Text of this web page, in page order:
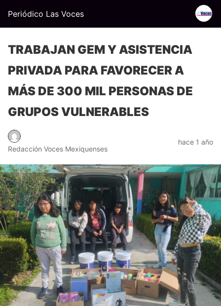
Periódico Las Voces
TRABAJAN GEM Y ASISTENCIA
PRIVADA PARA FAVORECER A
MÁS DE 300 MIL PERSONAS DE
GRUPOS VULNERABLES
Redacción Voces Mexiquenses
hace 1 año